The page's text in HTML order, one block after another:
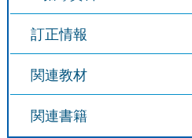
訂正情報
関連教材
関連書籍